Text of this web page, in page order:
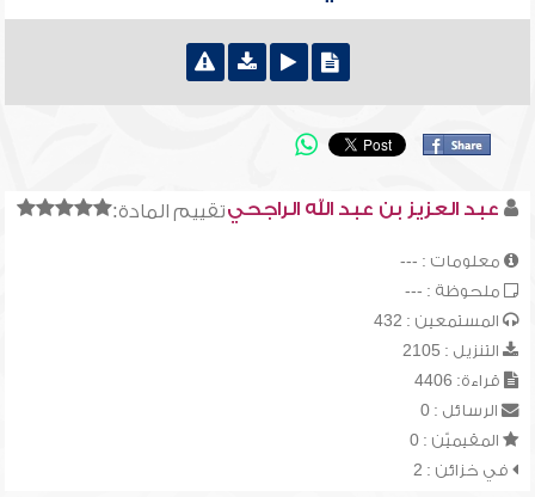
تقييم المادة:عبد العزيز بن عبد الله الراجحي
معلومات : ---
ملحوظة : ---
المستمعين : 432
التنزيل : 2105
قراءة: 4406
الرسائل : 0
المقيميّن : 0
في خزائن : 2